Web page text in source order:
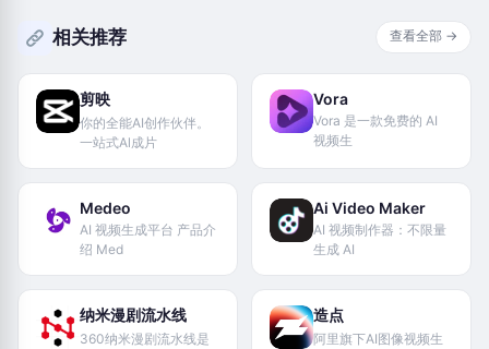
相关推荐 查看全部 →
剪映
你的全能AI创作伙伴。
一站式Al成片
Vora
Vora 是一款免费的 AI
视频生
Medeo
AI 视频生成平台 产品介
绍 Med
Ai Video Maker
AI 视频制作器：不限量
生成 AI
纳米漫剧流水线
360纳米漫剧流水线是
造点
阿里旗下AI图像视频生